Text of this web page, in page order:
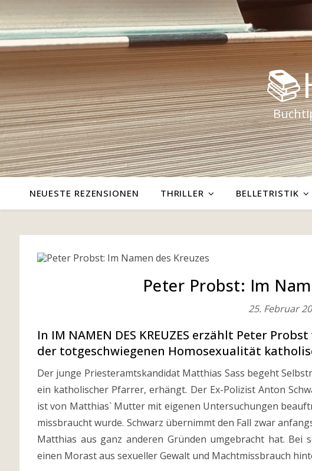
NEUESTE REZENSIONEN THRILLER BELLETRISTIK
Peter Probst: Im
25. Februar
In IM NAMEN DES KREUZES erzählt Peter
der totgeschwiegenen Homosexualität
Der junge Priesteramtskandidat Matthias Sass begeht
ein katholischer Pfarrer, erhängt. Der Ex-Polizist Anton
ist von Matthias` Mutter mit eigenen Untersuchungen
missbraucht wurde. Schwarz übernimmt den Fall zwar
Matthias aus ganz anderen Gründen umgebracht hat. Bei
einen Morast aus sexueller Gewalt und Machtmissbrauch